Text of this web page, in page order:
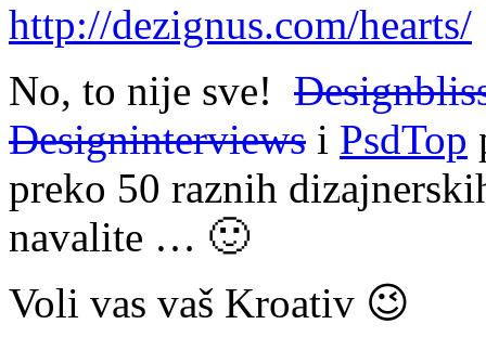
http://dezignus.com/hearts/
No, to nije sve!
Designinterviews i PsdTop
preko 50 raznih
navalite … 🙂
Voli vas vaš Kroativ 😉